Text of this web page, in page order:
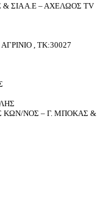
ΣΙΑ Α.Ε – ΑΧΕΛΩΟΣ TV
, ΤΚ:30027
ΚΩΝ/ΝΟΣ – Γ. ΜΠΟΚΑΣ &